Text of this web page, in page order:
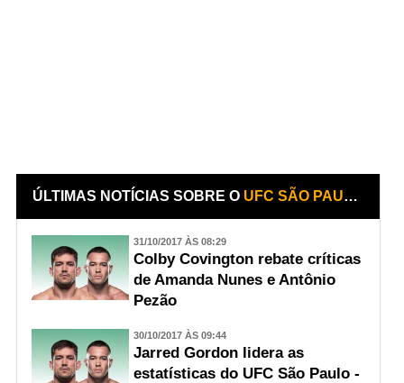
ÚLTIMAS NOTÍCIAS SOBRE O UFC SÃO PAULO III
31/10/2017 ÀS 08:29
Colby Covington rebate críticas
de Amanda Nunes e Antônio
Pezão
30/10/2017 ÀS 09:44
Jarred Gordon lidera as
estatísticas do UFC São Paulo -